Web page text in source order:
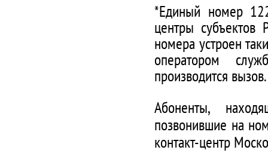
*Единый номер
центры субъектов
номера устроен
оператором
производится вызов.
Абоненты,
позвонившие на
контакт-центр